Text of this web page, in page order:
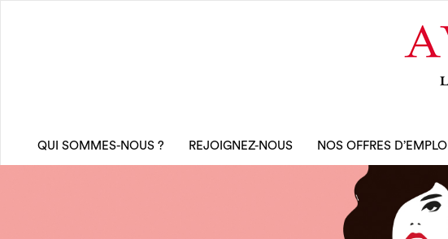
QUI SOMMES-NOUS ? REJOIGNEZ-NOUS NOS OFFRES D’EMPLOI